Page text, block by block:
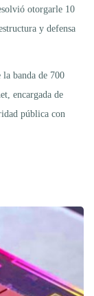
otorgarle 10
y defensa
banda de 700
encargada de
pública con